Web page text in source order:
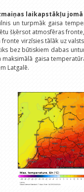
laikapstākļu
un turpmāk gaisa
šķērsot atmosfēras
fronte virzīsies tālāk uz
bez būtiskiem dabas
gaisa
Latgalē.